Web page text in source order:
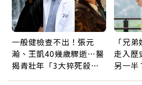
一般健檢查不出！張元
瀚、王凱40幾歲驟逝…醫
揭青壯年「3大猝死殺
「兄
走入歷
另一半